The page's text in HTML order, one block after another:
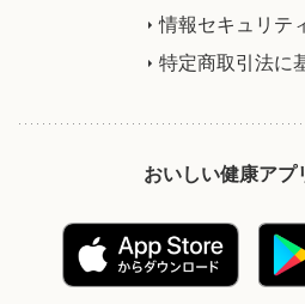
情報セキュリテ
特定商取引法に
おいしい健康アプ